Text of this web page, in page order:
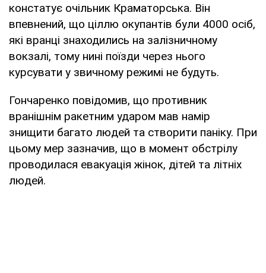
констатує очільник Краматорська. Він
впевнений, що ціллю окупантів були 4000 осіб,
які вранці знаходились на залізничному
вокзалі, тому нині поїзди через нього
курсувати у звичному режимі не будуть.
Гончаренко повідомив, що противник
вранішнім ракетним ударом мав намір
знищити багато людей та створити паніку. При
цьому мер зазначив, що в момент обстрілу
проводилася евакуація жінок, дітей та літніх
людей.